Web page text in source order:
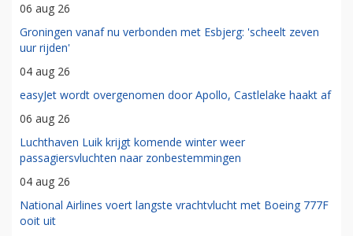
06 aug 26
Groningen vanaf nu verbonden met Esbjerg: 'scheelt zeven
uur rijden'
04 aug 26
easyJet wordt overgenomen door Apollo, Castlelake haakt af
06 aug 26
Luchthaven Luik krijgt komende winter weer
passagiersvluchten naar zonbestemmingen
04 aug 26
National Airlines voert langste vrachtvlucht met Boeing 777F
ooit uit